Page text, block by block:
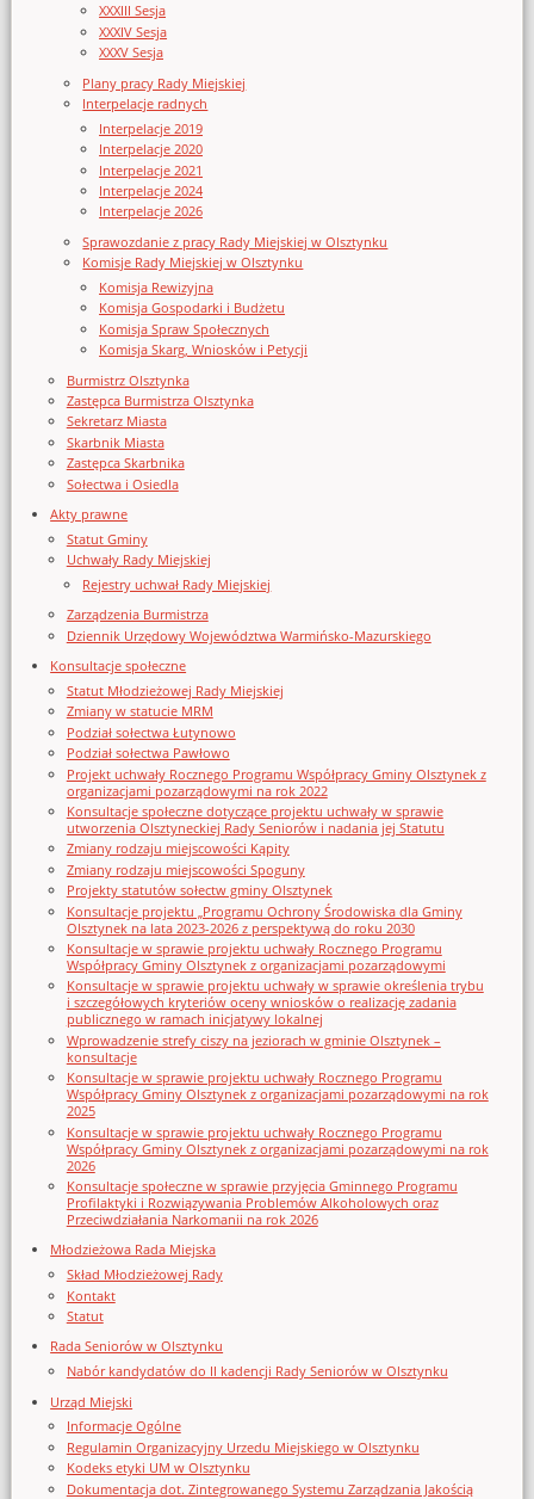
XXXIII Sesja
XXXIV Sesja
XXXV Sesja
Plany pracy Rady Miejskiej
Interpelacje radnych
Interpelacje 2019
Interpelacje 2020
Interpelacje 2021
Interpelacje 2024
Interpelacje 2026
Sprawozdanie z pracy Rady Miejskiej w Olsztynku
Komisje Rady Miejskiej w Olsztynku
Komisja Rewizyjna
Komisja Gospodarki i Budżetu
Komisja Spraw Społecznych
Komisja Skarg, Wniosków i Petycji
Burmistrz Olsztynka
Zastępca Burmistrza Olsztynka
Sekretarz Miasta
Skarbnik Miasta
Zastępca Skarbnika
Sołectwa i Osiedla
Akty prawne
Statut Gminy
Uchwały Rady Miejskiej
Rejestry uchwał Rady Miejskiej
Zarządzenia Burmistrza
Dziennik Urzędowy Województwa Warmińsko-Mazurskiego
Konsultacje społeczne
Statut Młodzieżowej Rady Miejskiej
Zmiany w statucie MRM
Podział sołectwa Łutynowo
Podział sołectwa Pawłowo
Projekt uchwały Rocznego Programu Współpracy Gminy Olsztynek z
organizacjami pozarządowymi na rok 2022
Konsultacje społeczne dotyczące projektu uchwały w sprawie
utworzenia Olsztyneckiej Rady Seniorów i nadania jej Statutu
Zmiany rodzaju miejscowości Kąpity
Zmiany rodzaju miejscowości Spoguny
Projekty statutów sołectw gminy Olsztynek
Konsultacje projektu „Programu Ochrony Środowiska dla Gminy
Olsztynek na lata 2023-2026 z perspektywą do roku 2030
Konsultacje w sprawie projektu uchwały Rocznego Programu
Współpracy Gminy Olsztynek z organizacjami pozarządowymi
Konsultacje w sprawie projektu uchwały w sprawie określenia trybu
i szczegółowych kryteriów oceny wniosków o realizację zadania
publicznego w ramach inicjatywy lokalnej
Wprowadzenie strefy ciszy na jeziorach w gminie Olsztynek –
konsultacje
Konsultacje w sprawie projektu uchwały Rocznego Programu
Współpracy Gminy Olsztynek z organizacjami pozarządowymi na rok
2025
Konsultacje w sprawie projektu uchwały Rocznego Programu
Współpracy Gminy Olsztynek z organizacjami pozarządowymi na rok
2026
Konsultacje społeczne w sprawie przyjęcia Gminnego Programu
Profilaktyki i Rozwiązywania Problemów Alkoholowych oraz
Przeciwdziałania Narkomanii na rok 2026
Młodzieżowa Rada Miejska
Skład Młodzieżowej Rady
Kontakt
Statut
Rada Seniorów w Olsztynku
Nabór kandydatów do II kadencji Rady Seniorów w Olsztynku
Urząd Miejski
Informacje Ogólne
Regulamin Organizacyjny Urzedu Miejskiego w Olsztynku
Kodeks etyki UM w Olsztynku
Dokumentacja dot. Zintegrowanego Systemu Zarządzania Jakością